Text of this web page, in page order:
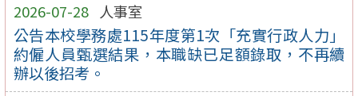
2026-07-28 人事室
公告本校學務處115年度第1次「充實行政人力」
約僱人員甄選結果，本職缺已足額錄取，不再續
辦以後招考。